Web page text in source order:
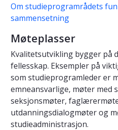
Om studieprogramrådets
sammensetning
Møteplasser
Kvalitetsutvikling bygger på
fellesskap. Eksempler på
som studieprogramleder er
emneansvarlige, møter med
seksjonsmøter,
utdanningsdialogmøter og
studieadministrasjon.